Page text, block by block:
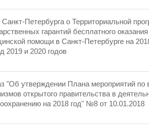
Санкт-Петербурга о Территориальной
гарантий бесплатного
помощи в Санкт-Петербурге на
2019 и 2020 годов
"Об утверждении Плана мероприятий по
открытого правительства в
на 2018 год" №8 от 10.01.2018